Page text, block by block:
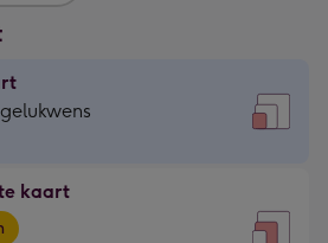
kaart